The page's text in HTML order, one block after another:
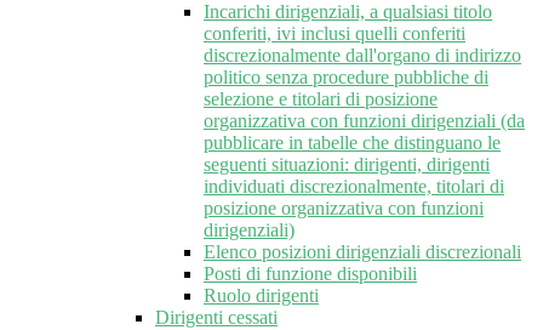
Incarichi dirigenziali, a qualsiasi titolo
conferiti, ivi inclusi quelli conferiti
discrezionalmente dall'organo di indirizzo
politico senza procedure pubbliche di
selezione e titolari di posizione
organizzativa con funzioni dirigenziali (da
pubblicare in tabelle che distinguano le
seguenti situazioni: dirigenti, dirigenti
individuati discrezionalmente, titolari di
posizione organizzativa con funzioni
dirigenziali)
Elenco posizioni dirigenziali discrezionali
Posti di funzione disponibili
Ruolo dirigenti
Dirigenti cessati